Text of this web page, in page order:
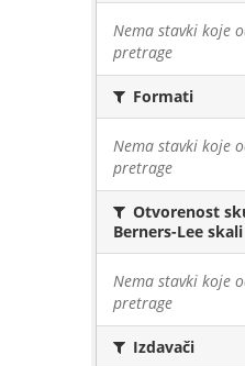
Nema stavki koje
pretrage
Formati
Nema stavki koje
pretrage
Otvorenost
Berners-Lee skali
Nema stavki koje
pretrage
Izdavači